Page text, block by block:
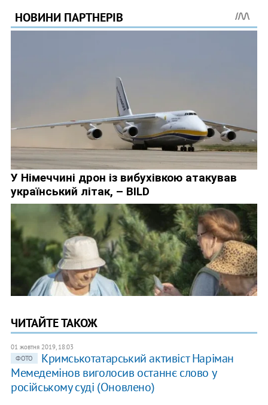
ЧИТАЙТЕ ТАКОЖ
01 жовтня 2019, 18:03
ФОТО
Кримськотатарський активіст Наріман
Мемедемінов виголосив останнє слово у
російському суді (Оновлено)